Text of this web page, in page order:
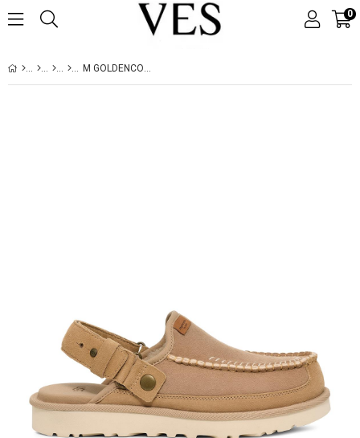
0
M GOLDENCOAST CLOG REGENERATE SAND 1169491